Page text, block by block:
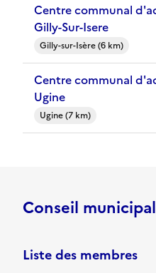
Centre communal d'action sociale (CCAS) -
Gilly-Sur-Isere
Gilly-sur-Isère (6 km)
Centre communal d'action sociale (CCAS) -
Ugine
Ugine (7 km)
Conseil municipal
Liste des membres